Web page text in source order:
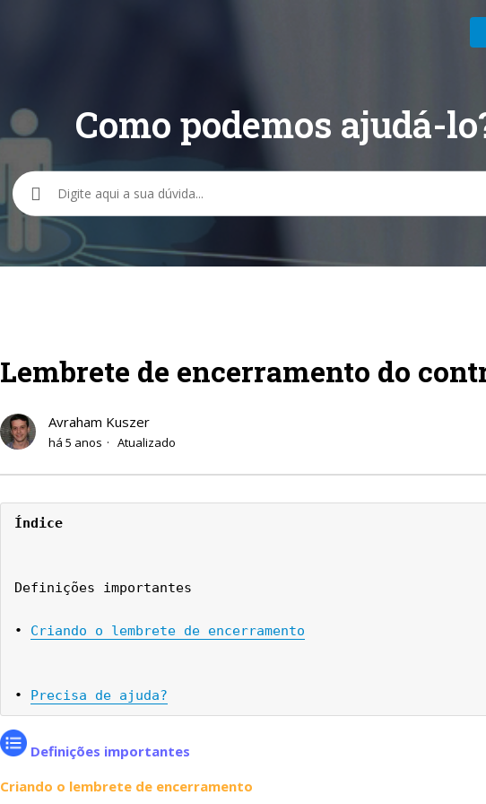
Como podemos ajudá-
Pesquisa
Lembrete de encerramento do
Avraham Kuszer
há 5 anos Atualizado
Índice
Definições importantes
• Criando o lembrete de encerramento
• Precisa de ajuda?
Definições importantes
Criando o lembrete de encerramento